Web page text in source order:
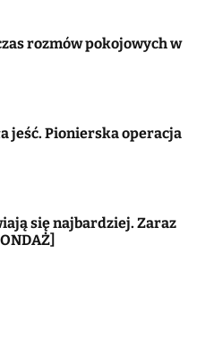
rozmów pokojowych w
jeść. Pionierska operacja
się najbardziej. Zaraz